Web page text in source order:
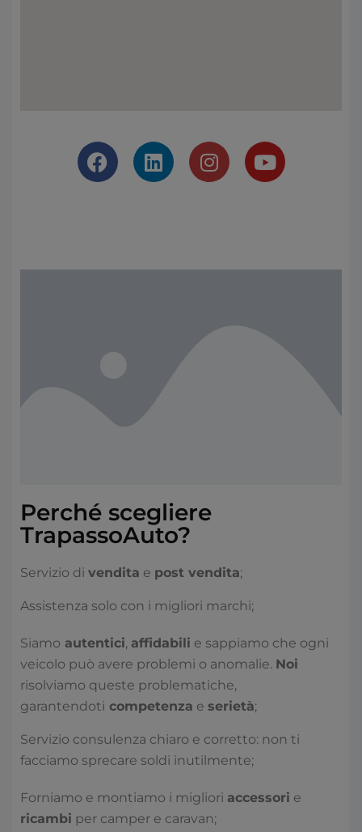
Perché scegliere
TrapassoAuto?
Servizio di vendita e post vendita;
Assistenza solo con i migliori marchi;
Siamo autentici, affidabili e sappiamo che ogni
veicolo può avere problemi o anomalie. Noi
risolviamo queste problematiche,
garantendoti competenza e serietà;
Servizio consulenza chiaro e corretto: non ti
facciamo sprecare soldi inutilmente;
Forniamo e montiamo i migliori accessori e
ricambi per camper e caravan;